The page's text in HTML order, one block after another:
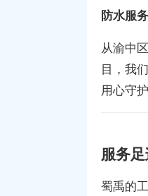
防水服务
从渝中
目，我
用心守护
服务
蜀禹的